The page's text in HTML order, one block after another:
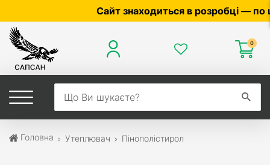
Сайт знаходиться в розробці — по ціні та
0
Головна Утеплювач Пінополістирол